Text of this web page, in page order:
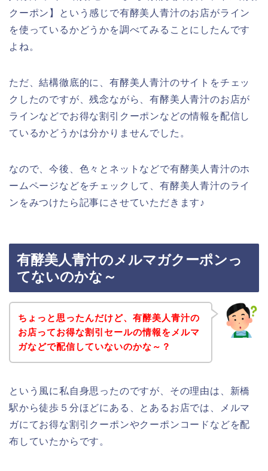
クーポン】という感じで有酵美人青汁のお店がライン
を使っているかどうかを調べてみることにしたんです
よね。
ただ、結構徹底的に、有酵美人青汁のサイトをチェッ
クしたのですが、残念ながら、有酵美人青汁のお店が
ラインなどでお得な割引クーポンなどの情報を配信し
ているかどうかは分かりませんでした。
なので、今後、色々とネットなどで有酵美人青汁のホ
ームページなどをチェックして、有酵美人青汁のライ
ンをみつけたら記事にさせていただきます♪
有酵美人青汁のメルマガクーポンっ
てないのかな～
ちょっと思ったんだけど、有酵美人青汁の
お店ってお得な割引セールの情報をメルマ
ガなどで配信していないのかな～？
という風に私自身思ったのですが、その理由は、新橋
駅から徒歩５分ほどにある、とあるお店では、メルマ
ガにてお得な割引クーポンやクーポンコードなどを配
布していたからです。